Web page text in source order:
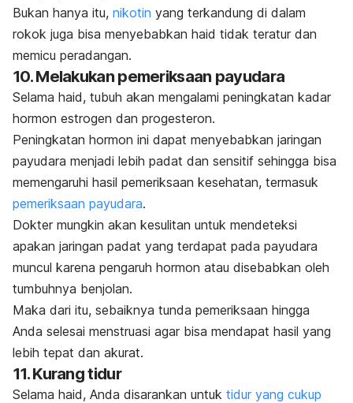
Bukan hanya itu, nikotin yang terkandung di dalam
rokok juga bisa menyebabkan haid tidak teratur dan
memicu peradangan.
10. Melakukan pemeriksaan payudara
Selama haid, tubuh akan mengalami peningkatan kadar
hormon estrogen dan progesteron.
Peningkatan hormon ini dapat menyebabkan jaringan
payudara menjadi lebih padat dan sensitif sehingga bisa
memengaruhi hasil pemeriksaan kesehatan, termasuk
pemeriksaan payudara.
Dokter mungkin akan kesulitan untuk mendeteksi
apakan jaringan padat yang terdapat pada payudara
muncul karena pengaruh hormon atau disebabkan oleh
tumbuhnya benjolan.
Maka dari itu, sebaiknya tunda pemeriksaan hingga
Anda selesai menstruasi agar bisa mendapat hasil yang
lebih tepat dan akurat.
11. Kurang tidur
Selama haid, Anda disarankan untuk tidur yang cukup